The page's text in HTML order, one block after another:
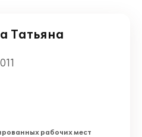
Татьяна
рабочих мест